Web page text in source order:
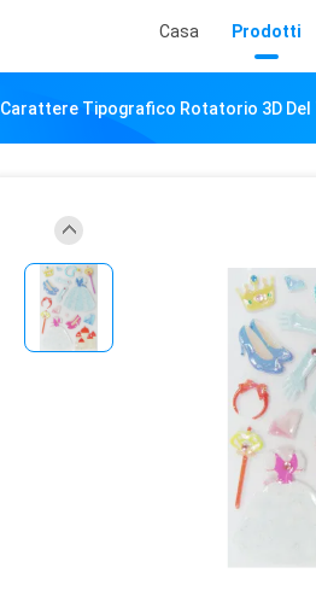
Casa Prodotti
Carattere Tipografico Rotatorio 3D Del